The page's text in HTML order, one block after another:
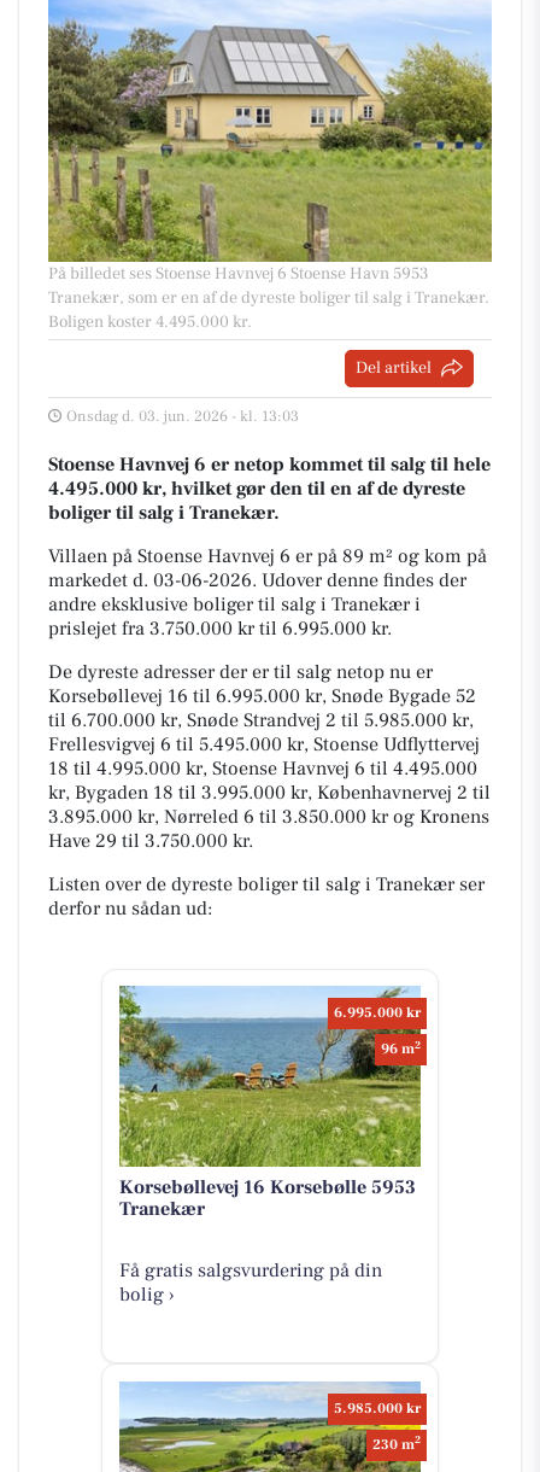
På billedet ses Stoense Havnvej 6 Stoense Havn 5953
Tranekær, som er en af de dyreste boliger til salg i Tranekær.
Boligen koster 4.495.000 kr.
Del artikel
Onsdag d. 03. jun. 2026 - kl. 13:03
Stoense Havnvej 6 er netop kommet til salg til hele
4.495.000 kr, hvilket gør den til en af de dyreste
boliger til salg i Tranekær.
Villaen på Stoense Havnvej 6 er på 89 m² og kom på
markedet d. 03-06-2026. Udover denne findes der
andre eksklusive boliger til salg i Tranekær i
prislejet fra 3.750.000 kr til 6.995.000 kr.
De dyreste adresser der er til salg netop nu er
Korsebøllevej 16 til 6.995.000 kr, Snøde Bygade 52
til 6.700.000 kr, Snøde Strandvej 2 til 5.985.000 kr,
Frellesvigvej 6 til 5.495.000 kr, Stoense Udflyttervej
18 til 4.995.000 kr, Stoense Havnvej 6 til 4.495.000
kr, Bygaden 18 til 3.995.000 kr, Københavnervej 2 til
3.895.000 kr, Nørreled 6 til 3.850.000 kr og Kronens
Have 29 til 3.750.000 kr.
Listen over de dyreste boliger til salg i Tranekær ser
derfor nu sådan ud:
6.995.000 kr
96 m2
Korsebøllevej 16 Korsebølle 5953
Tranekær
Få gratis salgsvurdering på din
bolig ›
5.985.000 kr
230 m2